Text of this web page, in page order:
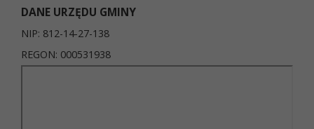
DANE URZĘDU GMINY
NIP: 812-14-27-138
REGON: 000531938